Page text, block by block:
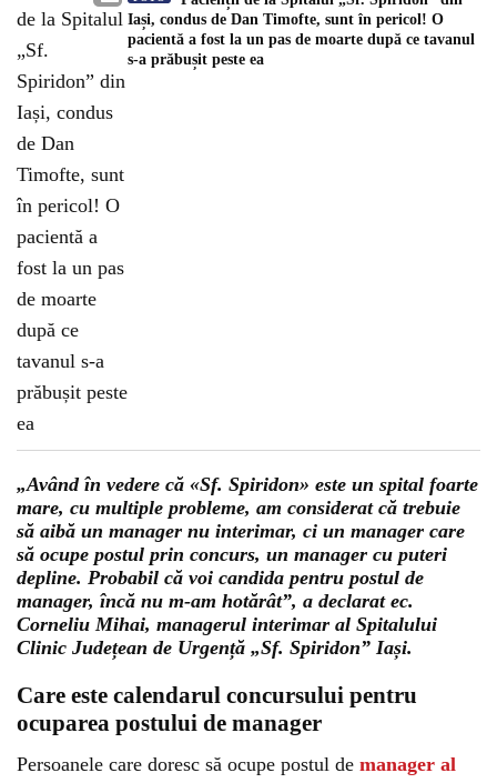
Iași, condus de Dan Timofte, sunt în pericol! O
pacientă a fost la un pas de moarte după ce tavanul
s-a prăbușit peste ea
„Având în vedere că «Sf. Spiridon» este un spital foarte
mare, cu multiple probleme, am considerat că trebuie
să aibă un manager nu interimar, ci un manager care
să ocupe postul prin concurs, un manager cu puteri
depline. Probabil că voi candida pentru postul de
manager, încă nu m-am hotărât”, a declarat ec.
Corneliu Mihai, managerul interimar al Spitalului
Clinic Județean de Urgență „Sf. Spiridon” Iași.
Care este calendarul concursului pentru
ocuparea postului de manager
Persoanele care doresc să ocupe postul de manager al